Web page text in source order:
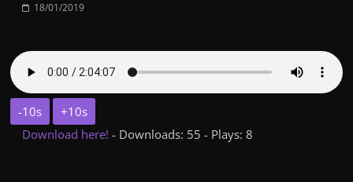
18/01/2019
-10s
+10s
Download here!- Downloads: 55 - Plays: 8